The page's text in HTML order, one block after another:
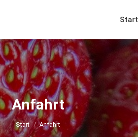
Start
Anfahrt
Sie befinden sich hier:
Start Anfahrt